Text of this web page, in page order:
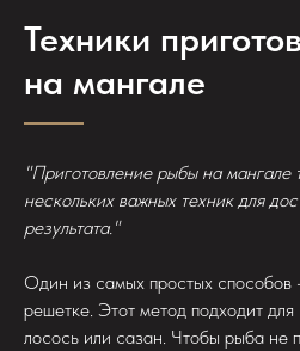
Техники
на мангале
"Приготовление рыбы на мангале
нескольких важных техник для
результата."
Один из самых простых способов
решетке. Этот метод подходит
лосось или сазан. Чтобы рыба не